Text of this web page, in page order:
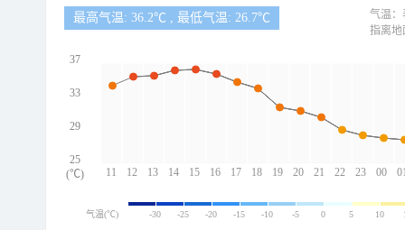
最高气温: 36.2℃ , 最低气温: 26.7℃
11 12 13 14 15 16 17 18 19 20 21 22 23 00
37
33
29
25
(℃)
气温：
指离地
气温(℃) -30 -25 -20 -15 -10 -5 0 5 10